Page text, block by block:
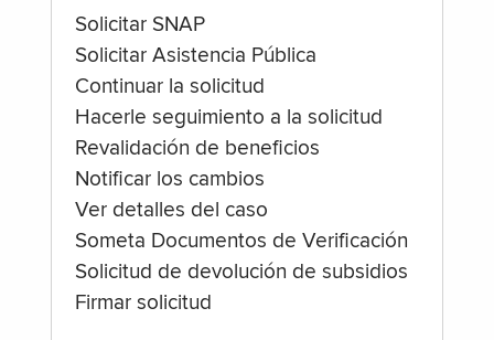
Solicitar SNAP
Solicitar Asistencia Pública
Continuar la solicitud
Hacerle seguimiento a la solicitud
Revalidación de beneficios
Notificar los cambios
Ver detalles del caso
Someta Documentos de Verificación
Solicitud de devolución de subsidios
Firmar solicitud